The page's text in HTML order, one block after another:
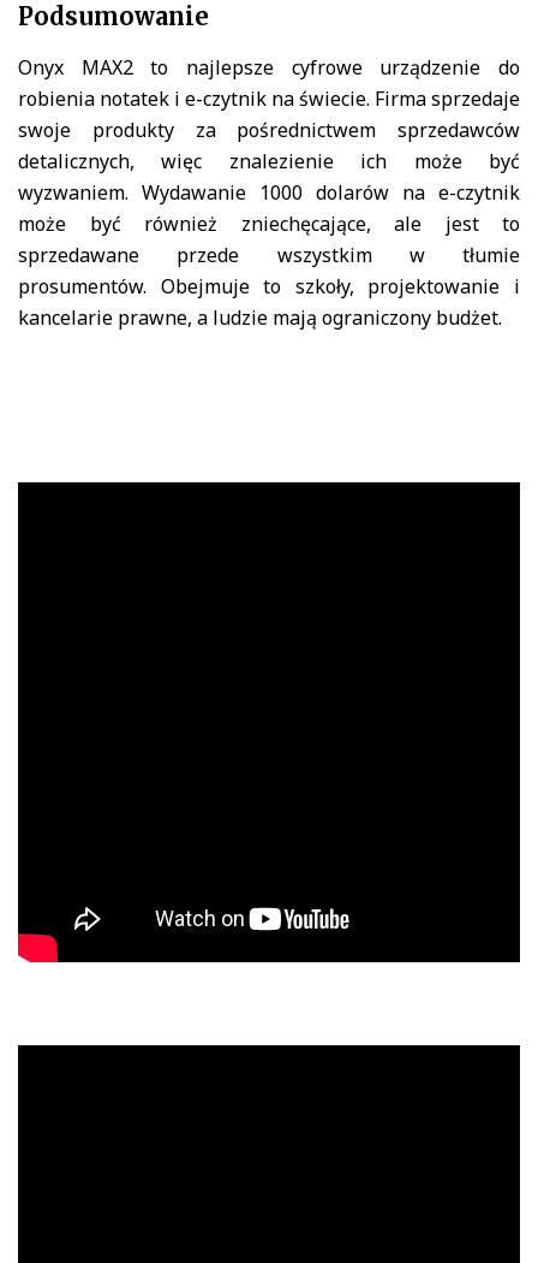
Podsumowanie
Onyx MAX2 to najlepsze cyfrowe urządzenie do
robienia notatek i e-czytnik na świecie. Firma sprzedaje
swoje produkty za pośrednictwem sprzedawców
detalicznych, więc znalezienie ich może być
wyzwaniem. Wydawanie 1000 dolarów na e-czytnik
może być również zniechęcające, ale jest to
sprzedawane przede wszystkim w tłumie
prosumentów. Obejmuje to szkoły, projektowanie i
kancelarie prawne, a ludzie mają ograniczony budżet.